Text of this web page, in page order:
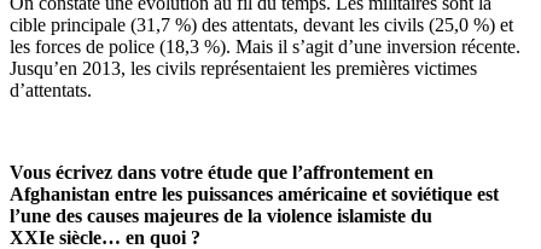
cible principale (31,7 %) des attentats, devant les civils (25,0 %) et
les forces de police (18,3 %). Mais il s’agit d’une inversion récente.
Jusqu’en 2013, les civils représentaient les premières victimes
d’attentats.
Vous écrivez dans votre étude que l’affrontement en
Afghanistan entre les puissances américaine et soviétique est
l’une des causes majeures de la violence islamiste du
XXIe siècle… en quoi ?